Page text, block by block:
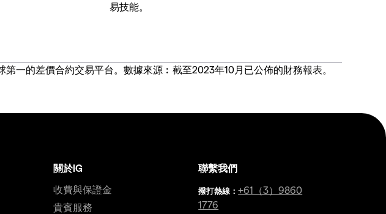
易技能。
一的差價合約交易平台。數據來源︰截至2023年10月已公佈的財務報表。
關於IG
收費與保證金
貴賓服務
聯繫我們
撥打熱線 ：+61（3）9860
1776